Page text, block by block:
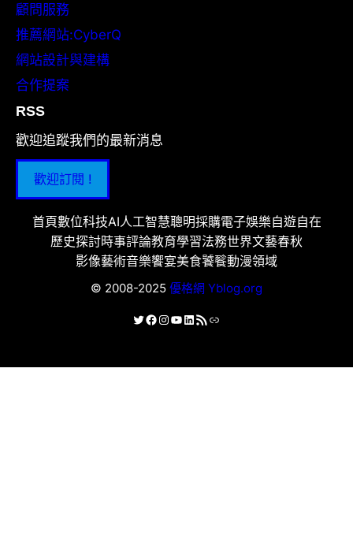
顧問服務
推薦網站:CyberQ
網站設計與建構
合作提案
RSS
歡迎追蹤我們的最新消息
歡迎訂閱 !
首頁數位科技AI人工智慧聰明採購電子娛樂自遊自在
歷史探討時事評論教育學習法務世界文藝春秋
影像藝術音樂饗宴美食饕餮動漫領域
© 2008-2025 優格網 Yblog.org
X Facebook
Instagram
YouTube
LinkedIn
RSS 資訊提供連結